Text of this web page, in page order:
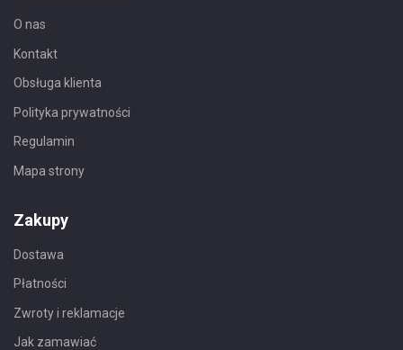
O nas
Kontakt
Obsługa klienta
Polityka prywatności
Regulamin
Mapa strony
Zakupy
Dostawa
Płatności
Zwroty i reklamacje
Jak zamawiać